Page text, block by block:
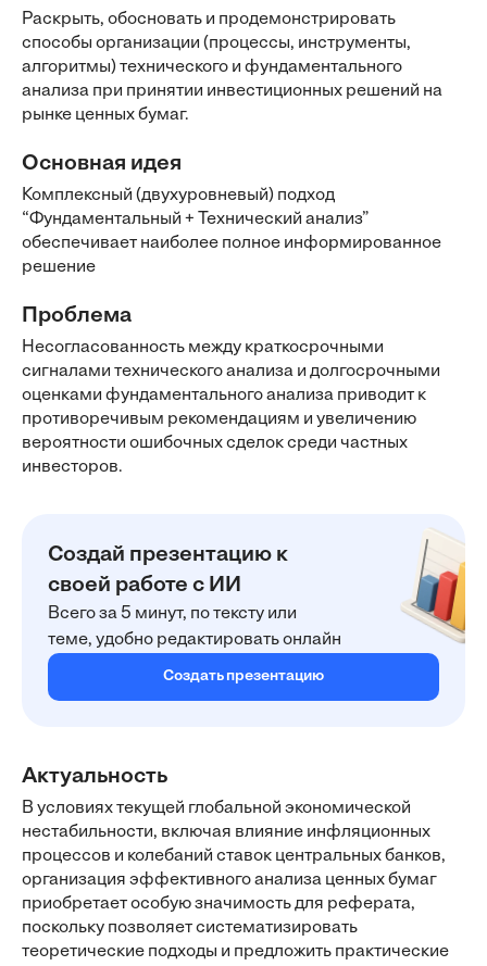
Раскрыть, обосновать и продемонстрировать
способы организации (процессы, инструменты,
алгоритмы) технического и фундаментального
анализа при принятии инвестиционных решений на
рынке ценных бумаг.
Основная идея
Комплексный (двухуровневый) подход
“Фундаментальный + Технический анализ”
обеспечивает наиболее полное информированное
решение
Проблема
Несогласованность между краткосрочными
сигналами технического анализа и долгосрочными
оценками фундаментального анализа приводит к
противоречивым рекомендациям и увеличению
вероятности ошибочных сделок среди частных
инвесторов.
Создай презентацию к
своей работе с ИИ
Всего за 5 минут, по тексту или
теме, удобно редактировать онлайн
Создать презентацию
Актуальность
В условиях текущей глобальной экономической
нестабильности, включая влияние инфляционных
процессов и колебаний ставок центральных банков,
организация эффективного анализа ценных бумаг
приобретает особую значимость для реферата,
поскольку позволяет систематизировать
теоретические подходы и предложить практические